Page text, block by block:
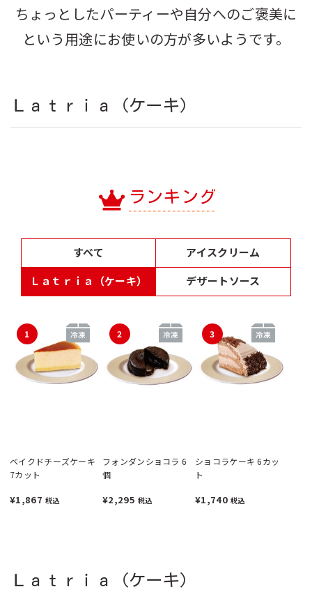
ちょっとしたパーティーや自分へのご褒美に
という用途にお使いの方が多いようです。
Ｌａｔｒｉａ（ケーキ）
ランキング
すべて
アイスクリーム
Ｌａｔｒｉａ（ケーキ）
デザートソース
1
ベイクドチーズケーキ
7カット
¥1,867 税込
2
フォンダンショコラ 6
個
¥2,295 税込
3
ショコラケーキ 6カッ
ト
¥1,740 税込
Ｌａｔｒｉａ（ケーキ）